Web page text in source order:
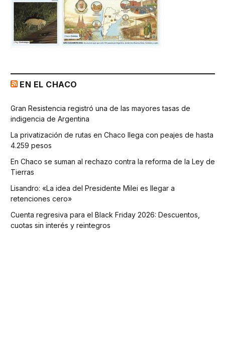
EN EL CHACO
Gran Resistencia registró una de las mayores tasas de
indigencia de Argentina
La privatización de rutas en Chaco llega con peajes de hasta
4.259 pesos
En Chaco se suman al rechazo contra la reforma de la Ley de
Tierras
Lisandro: «La idea del Presidente Milei es llegar a
retenciones cero»
Cuenta regresiva para el Black Friday 2026: Descuentos,
cuotas sin interés y reintegros